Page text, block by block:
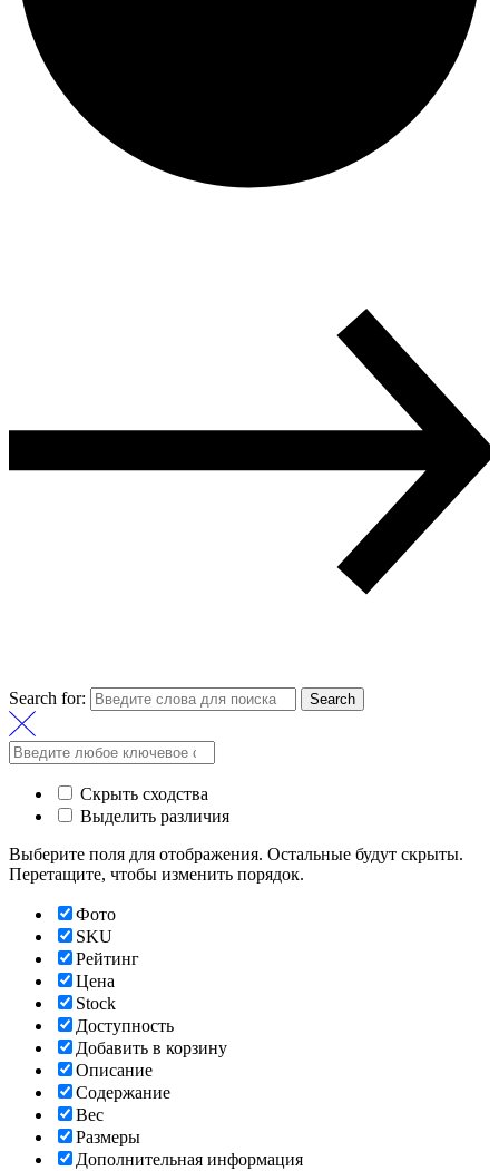
Search for: Search
Скрыть сходства
Выделить различия
Выберите поля для отображения. Остальные будут скрыты.
Перетащите, чтобы изменить порядок.
Фото
SKU
Рейтинг
Цена
Stock
Доступность
Добавить в корзину
Описание
Содержание
Вес
Размеры
Дополнительная информация